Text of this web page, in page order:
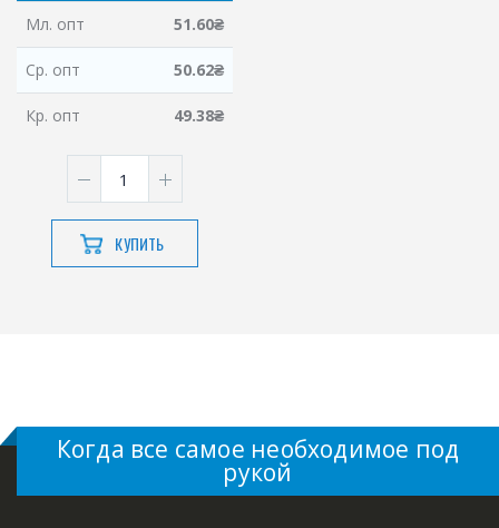
Мл. опт 51.60₴
Ср. опт 50.62₴
Кр. опт 49.38₴
КУПИТЬ
Когда все самое необходимое под
рукой